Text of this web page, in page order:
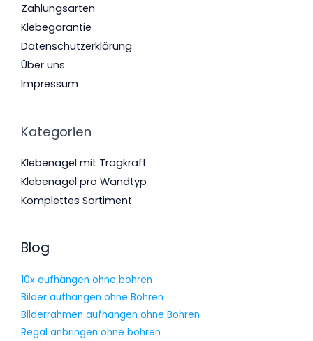
Zahlungsarten
Klebegarantie
Datenschutzerklärung
Über uns
Impressum
Kategorien
Klebenagel mit Tragkraft
Klebenägel pro Wandtyp
Komplettes Sortiment
Blog
10x aufhängen ohne bohren
Bilder aufhängen ohne Bohren
Bilderrahmen aufhängen ohne Bohren
Regal anbringen ohne bohren